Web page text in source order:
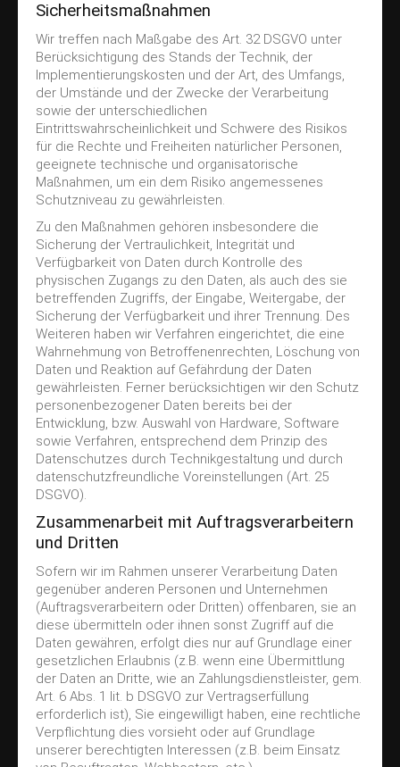
Sicherheitsmaßnahmen
Wir treffen nach Maßgabe des Art. 32 DSGVO unter
Berücksichtigung des Stands der Technik, der
Implementierungskosten und der Art, des Umfangs,
der Umstände und der Zwecke der Verarbeitung
sowie der unterschiedlichen
Eintrittswahrscheinlichkeit und Schwere des Risikos
für die Rechte und Freiheiten natürlicher Personen,
geeignete technische und organisatorische
Maßnahmen, um ein dem Risiko angemessenes
Schutzniveau zu gewährleisten.
Zu den Maßnahmen gehören insbesondere die
Sicherung der Vertraulichkeit, Integrität und
Verfügbarkeit von Daten durch Kontrolle des
physischen Zugangs zu den Daten, als auch des sie
betreffenden Zugriffs, der Eingabe, Weitergabe, der
Sicherung der Verfügbarkeit und ihrer Trennung. Des
Weiteren haben wir Verfahren eingerichtet, die eine
Wahrnehmung von Betroffenenrechten, Löschung von
Daten und Reaktion auf Gefährdung der Daten
gewährleisten. Ferner berücksichtigen wir den Schutz
personenbezogener Daten bereits bei der
Entwicklung, bzw. Auswahl von Hardware, Software
sowie Verfahren, entsprechend dem Prinzip des
Datenschutzes durch Technikgestaltung und durch
datenschutzfreundliche Voreinstellungen (Art. 25
DSGVO).
Zusammenarbeit mit Auftragsverarbeitern
und Dritten
Sofern wir im Rahmen unserer Verarbeitung Daten
gegenüber anderen Personen und Unternehmen
(Auftragsverarbeitern oder Dritten) offenbaren, sie an
diese übermitteln oder ihnen sonst Zugriff auf die
Daten gewähren, erfolgt dies nur auf Grundlage einer
gesetzlichen Erlaubnis (z.B. wenn eine Übermittlung
der Daten an Dritte, wie an Zahlungsdienstleister, gem.
Art. 6 Abs. 1 lit. b DSGVO zur Vertragserfüllung
erforderlich ist), Sie eingewilligt haben, eine rechtliche
Verpflichtung dies vorsieht oder auf Grundlage
unserer berechtigten Interessen (z.B. beim Einsatz